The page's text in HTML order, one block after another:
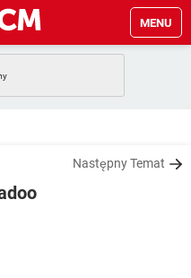
MENU
FACEBOOK
TIKTOK
Następny Temat